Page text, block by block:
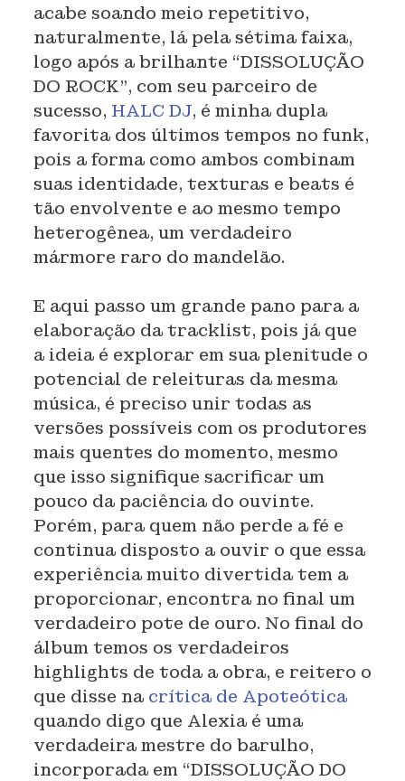
acabe soando meio repetitivo,
naturalmente, lá pela sétima faixa,
logo após a brilhante “DISSOLUÇÃO
DO ROCK”, com seu parceiro de
sucesso, HALC DJ, é minha dupla
favorita dos últimos tempos no funk,
pois a forma como ambos combinam
suas identidade, texturas e beats é
tão envolvente e ao mesmo tempo
heterogênea, um verdadeiro
mármore raro do mandelão.
E aqui passo um grande pano para a
elaboração da tracklist, pois já que
a ideia é explorar em sua plenitude o
potencial de releituras da mesma
música, é preciso unir todas as
versões possíveis com os produtores
mais quentes do momento, mesmo
que isso signifique sacrificar um
pouco da paciência do ouvinte.
Porém, para quem não perde a fé e
continua disposto a ouvir o que essa
experiência muito divertida tem a
proporcionar, encontra no final um
verdadeiro pote de ouro. No final do
álbum temos os verdadeiros
highlights de toda a obra, e reitero o
que disse na crítica de Apoteótica
quando digo que Alexia é uma
verdadeira mestre do barulho,
incorporada em “DISSOLUÇÃO DO